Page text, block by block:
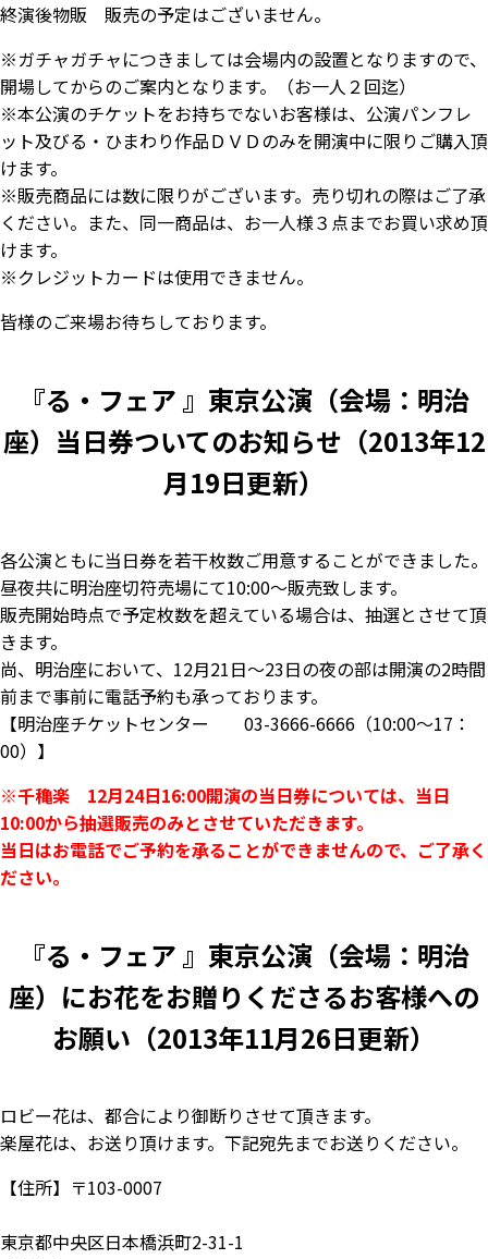
終演後物販 販売の予定はございません。
※ガチャガチャにつきましては会場内の設置となりますので、
開場してからのご案内となります。（お一人２回迄）
※本公演のチケットをお持ちでないお客様は、公演パンフレ
ット及びる・ひまわり作品ＤＶＤのみを開演中に限りご購入頂
けます。
※販売商品には数に限りがございます。売り切れの際はご了承
ください。また、同一商品は、お一人様３点までお買い求め頂
けます。
※クレジットカードは使用できません。
皆様のご来場お待ちしております。
『る・フェア 』東京公演（会場：明治
座）当日券ついてのお知らせ（2013年12
月19日更新）
各公演ともに当日券を若干枚数ご用意することができました。
昼夜共に明治座切符売場にて10:00～販売致します。
販売開始時点で予定枚数を超えている場合は、抽選とさせて頂
きます。
尚、明治座において、12月21日～23日の夜の部は開演の2時間
前まで事前に電話予約も承っております。
【明治座チケットセンター 03-3666-6666（10:00～17：
00）】
※千穐楽 12月24日16:00開演の当日券については、当日
10:00から抽選販売のみとさせていただきます。
当日はお電話でご予約を承ることができませんので、ご了承く
ださい。
『る・フェア 』東京公演（会場：明治
座）にお花をお贈りくださるお客様への
お願い（2013年11月26日更新）
ロビー花は、都合により御断りさせて頂きます。
楽屋花は、お送り頂けます。下記宛先までお送りください。
【住所】〒103-0007
東京都中央区日本橋浜町2-31-1